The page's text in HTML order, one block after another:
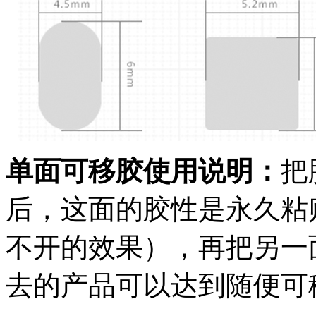
单面可移胶使用说明： 把
后，这面的胶性是永久
不开的效果），再把另
去的产品可以达到随便